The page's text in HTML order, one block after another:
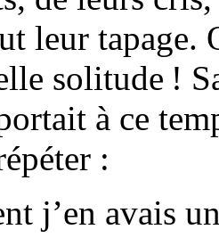
leur tapage.
solitude !
à ce
:
j’en avais